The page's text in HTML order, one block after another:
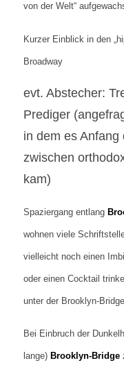
von der Welt“
Kurzer Einblick in den
Broadway
evt. Abstecher:
Prediger
in dem es
zwischen
kam)
Spaziergang entlang
wohnen viele
vielleicht noch einen
oder einen Cocktail
unter der Brooklyn-
Bei Einbruch der
lange) Brooklyn-Bridge